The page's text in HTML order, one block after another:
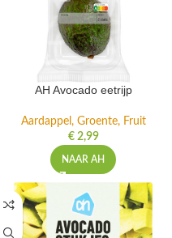
AH Avocado eetrijp
Aardappel, Groente, Fruit
€2,99
NAAR AH